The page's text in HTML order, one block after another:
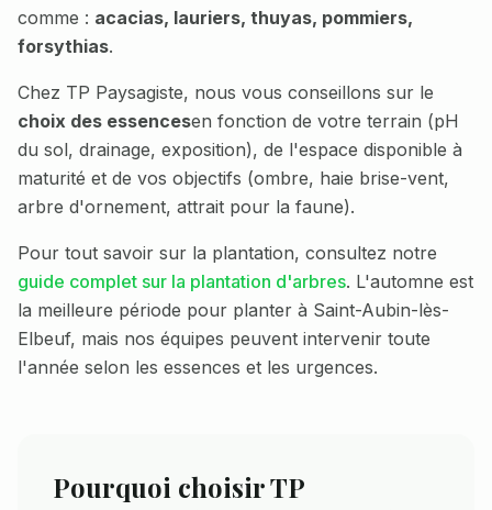
comme : acacias, lauriers, thuyas, pommiers,
forsythias.
Chez TP Paysagiste, nous vous conseillons sur le
choix des essencesen fonction de votre terrain (pH
du sol, drainage, exposition), de l'espace disponible à
maturité et de vos objectifs (ombre, haie brise-vent,
arbre d'ornement, attrait pour la faune).
Pour tout savoir sur la plantation, consultez notre
guide complet sur la plantation d'arbres. L'automne est
la meilleure période pour planter à Saint-Aubin-lès-
Elbeuf, mais nos équipes peuvent intervenir toute
l'année selon les essences et les urgences.
Pourquoi choisir TP